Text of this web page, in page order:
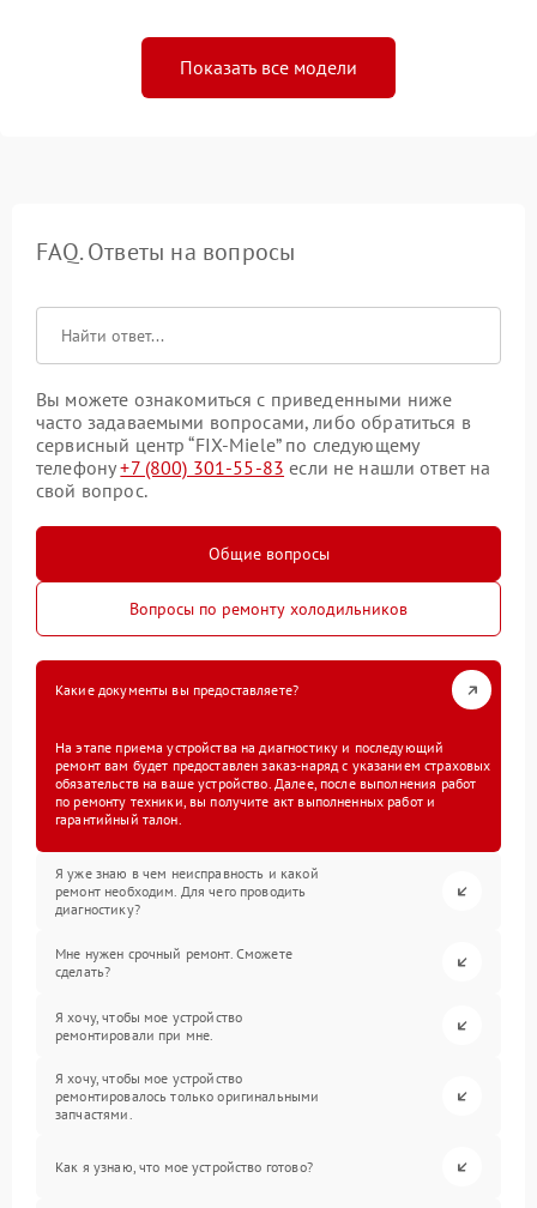
Показать все модели
FAQ. Ответы на вопросы
Вы можете ознакомиться с приведенными ниже
часто задаваемыми вопросами, либо обратиться в
сервисный центр “FIX-Miele” по следующему
телефону+7 (800) 301-55-83 если не нашли ответ на
свой вопрос.
Общие вопросы
Вопросы по ремонту холодильников
Какие документы вы предоставляете?
На этапе приема устройства на диагностику и последующий
ремонт вам будет предоставлен заказ-наряд с указанием страховых
обязательств на ваше устройство. Далее, после выполнения работ
по ремонту техники, вы получите акт выполненных работ и
гарантийный талон.
Я уже знаю в чем неисправность и какой
ремонт необходим. Для чего проводить
диагностику?
Мне нужен срочный ремонт. Сможете
сделать?
Я хочу, чтобы мое устройство
ремонтировали при мне.
Я хочу, чтобы мое устройство
ремонтировалось только оригинальными
запчастями.
Как я узнаю, что мое устройство готово?